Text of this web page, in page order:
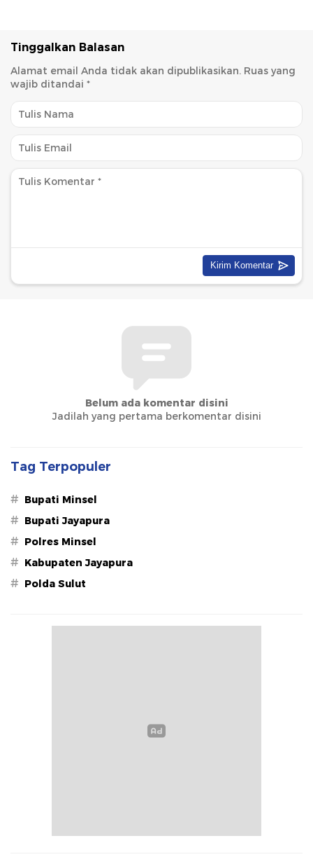
Tinggalkan Balasan
Alamat email Anda tidak akan dipublikasikan. Ruas yang
wajib ditandai *
Belum ada komentar disini
Jadilah yang pertama berkomentar disini
Tag Terpopuler
# Bupati Minsel
# Bupati Jayapura
# Polres Minsel
# Kabupaten Jayapura
# Polda Sulut